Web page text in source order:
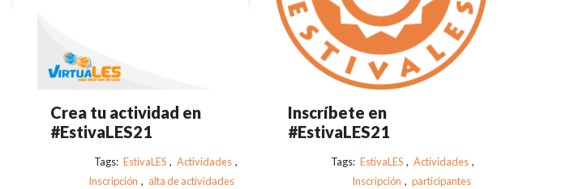
Crea tu actividad en
#EstivaLES21
Tags: EstivaLES , Actividades ,
Inscripción , alta de actividades
Inscríbete en
#EstivaLES21
Tags: EstivaLES , Actividades ,
Inscripción , participantes